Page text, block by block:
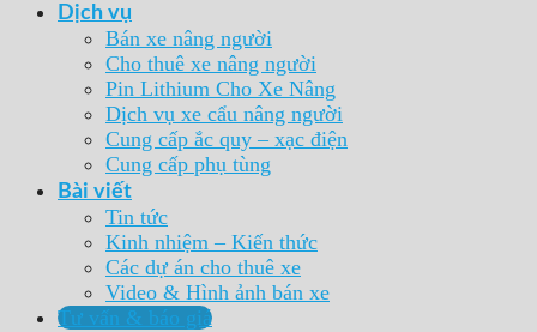
Dịch vụ
Bán xe nâng người
Cho thuê xe nâng người
Pin Lithium Cho Xe Nâng
Dịch vụ xe cẩu nâng người
Cung cấp ắc quy – xạc điện
Cung cấp phụ tùng
Bài viết
Tin tức
Kinh nhiệm – Kiến thức
Các dự án cho thuê xe
Video & Hình ảnh bán xe
Tư vấn & báo giá